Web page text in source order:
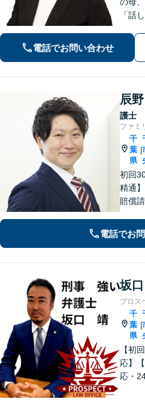
「話
す。
丁寧
電話でお問い合わせ
辰
護士
ファミ
千
葉
県
|
初回
精通
賠償
動産
な事
電話でお
坂
プロス
千
葉
県
|
【初
応】
応・